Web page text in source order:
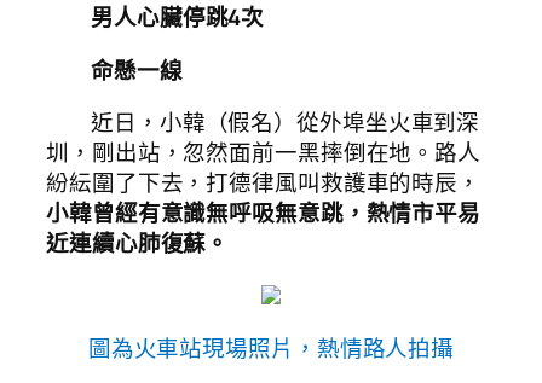
男人心臟停跳4次
命懸一線
近日，小韓（假名）從外埠坐火車到深
圳，剛出站，忽然面前一黑摔倒在地。路人
紛紜圍了下去，打德律風叫救護車的時辰，
小韓曾經有意識無呼吸無意跳，熱情市平易
近連續心肺復蘇。
圖為火車站現場照片，熱情路人拍攝